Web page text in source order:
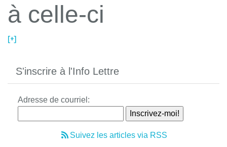
à celle-ci
[+]
S'inscrire à l'Info Lettre
Adresse de courriel:
Suivez les articles via RSS